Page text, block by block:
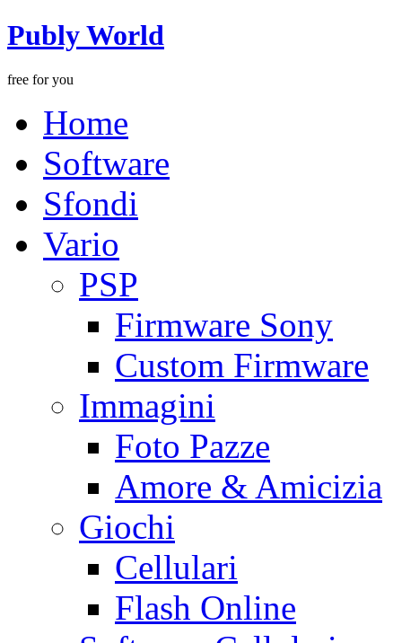
Publy World
free for you
Home
Software
Sfondi
Vario
PSP
Firmware Sony
Custom Firmware
Immagini
Foto Pazze
Amore & Amicizia
Giochi
Cellulari
Flash Online